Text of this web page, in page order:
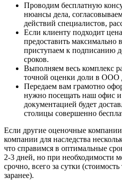
Проводим бесплатную
нюансы дела,
действий специалистов,
Если клиенту подходит
предоставить максимально
приступаем к подписанию
сроков.
Выполняем весь комплекс
точной оценки доли в ООО
Передаем вам грамотно
нужно посещать наш офис и
документацией будет
столицы совершенно
Если другие оценочные
компании для наследства
что справимся в оптимальные
2-3 дней, но при необходимости
срочно, всего за сутки
заранее).